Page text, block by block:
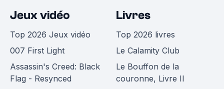
Jeux vidéo
Top 2026 Jeux vidéo
007 First Light
Assassin's Creed: Black
Flag - Resynced
Livres
Top 2026 livres
Le Calamity Club
Le Bouffon de la
couronne, Livre II